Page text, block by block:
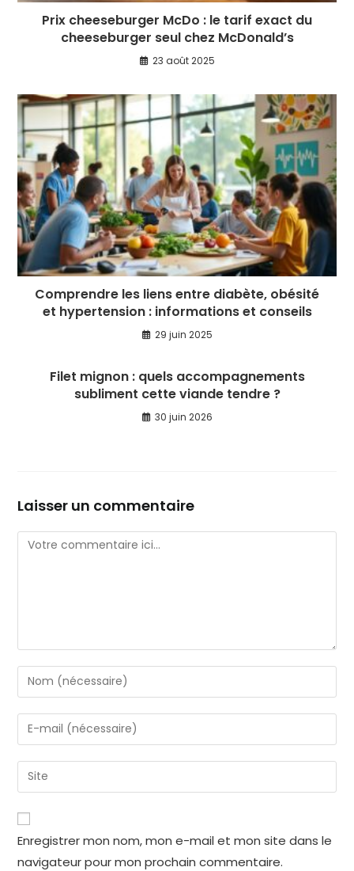
Prix cheeseburger McDo : le tarif exact du
cheeseburger seul chez McDonald’s
23 août 2025
Comprendre les liens entre diabète, obésité
et hypertension : informations et conseils
29 juin 2025
Filet mignon : quels accompagnements
subliment cette viande tendre ?
30 juin 2026
Laisser un commentaire
Enregistrer mon nom, mon e-mail et mon site dans le
navigateur pour mon prochain commentaire.